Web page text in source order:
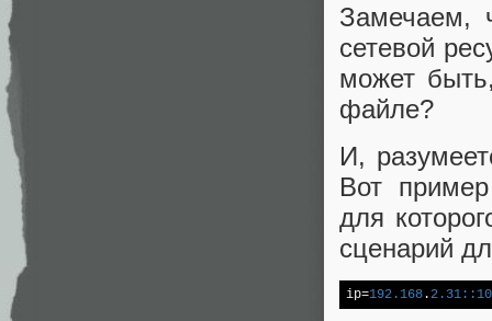
Замечаем,
сетевой
может
файле?
И,
Вот
для
сценарий
ip=192.168.2.31 : :